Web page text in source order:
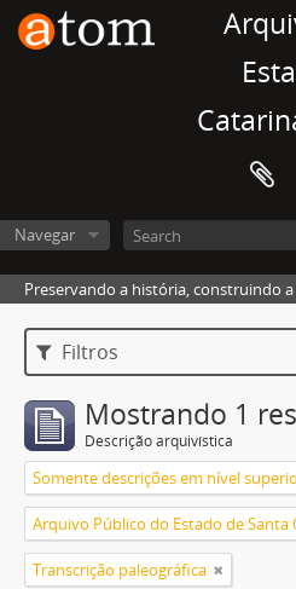
Navegar
Preservando a história, construindo
Filtros
Mostrando 1
Descrição arquivística
Somente descrições em nível
Transcrição paleográfica